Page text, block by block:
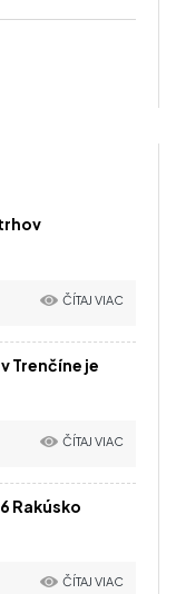
ČÍTAJ VIAC
Trenčíne je
ČÍTAJ VIAC
Rakúsko
ČÍTAJ VIAC